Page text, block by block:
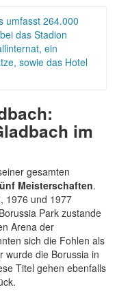
umfasst 264.000
das Stadion
ein
sowie das Hotel
im
gesamten
Meisterschaften.
1976 und 1977
Park zustande
Arena der
sich die Fohlen als
wurde die Borussia in
Titel gehen ebenfalls